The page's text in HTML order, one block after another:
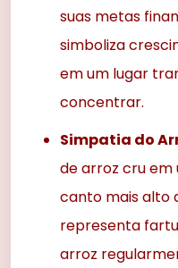
suas metas
simboliza
em um lugar
concentrar.
Simpatia do
de arroz cru em
canto mais alto
representa
arroz